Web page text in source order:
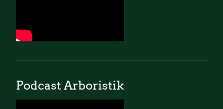
Podcast Arboristik